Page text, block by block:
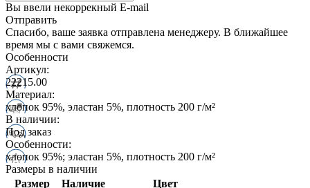
Вы ввели некоррекный E-mail
Отправить
Спасибо, ваше заявка отправлена менеджеру. В ближайшее
время мы с вами свяжемся.
Особенности
Артикул:
22215.00
Материал:
хлопок 95%, эластан 5%, плотность 200 г/м²
В наличии:
Под заказ
Особенности:
хлопок 95%; эластан 5%, плотность 200 г/м²
Размеры в наличии
Размер
Наличие
Цвет